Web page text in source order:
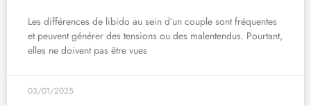
Les différences de libido au sein d’un couple sont fréquentes
et peuvent générer des tensions ou des malentendus. Pourtant,
elles ne doivent pas être vues
03/01/2025